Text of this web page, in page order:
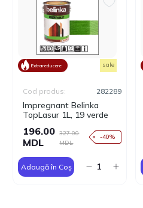
Extrareducere sale
Impregnant Belinka
TopLasur 1L, 19 verde
Cod produs: 282289
196.00
MDL
327.00
MDL
-40%
Adaugă în Coș